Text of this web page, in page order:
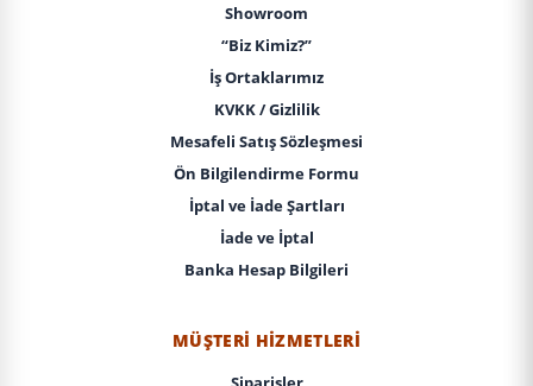
Showroom
“Biz Kimiz?”
İş Ortaklarımız
KVKK / Gizlilik
Mesafeli Satış Sözleşmesi
Ön Bilgilendirme Formu
İptal ve İade Şartları
İade ve İptal
Banka Hesap Bilgileri
MÜŞTERI HIZMETLERI